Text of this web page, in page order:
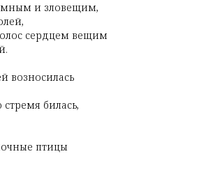
и зловещим,
сердцем вещим
возносилась
билась,
птицы